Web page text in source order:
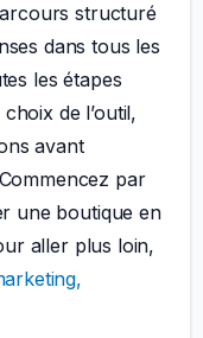
structuré
dans tous les
les étapes
de l’outil,
avant
par
une boutique en
aller plus loin,